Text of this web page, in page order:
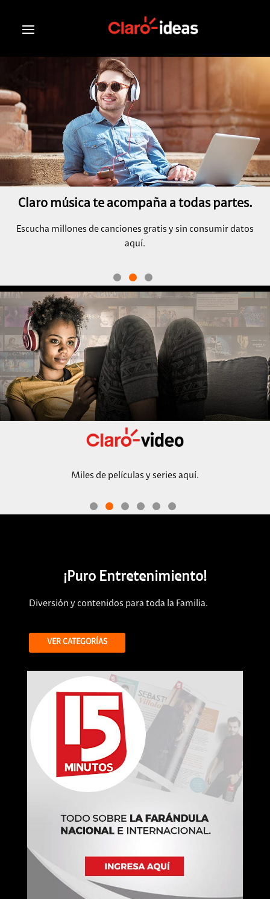
Claro música te acompaña a todas partes.
Escucha millones de canciones gratis y sin consumir datos
aquí.
Miles de películas y series aquí.
¡Puro Entretenimiento!
Diversión y contenidos para toda la Familia.
VER CATEGORÍAS